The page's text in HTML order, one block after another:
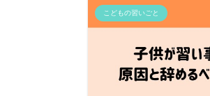
こどもの習いごと